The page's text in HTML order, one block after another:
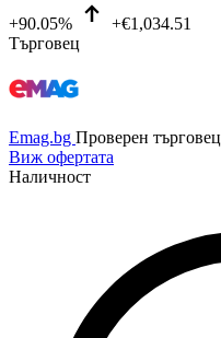
+90.05%
+€1,034.51
Търговец
Emag.bg Проверен търговец
Виж офертата
Наличност